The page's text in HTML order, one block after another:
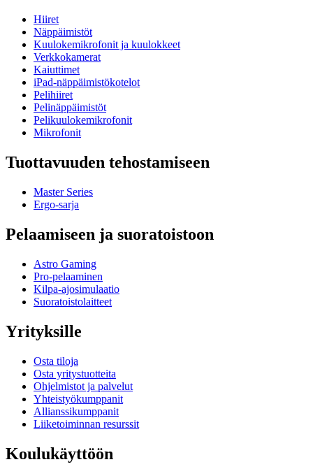
Hiiret
Näppäimistöt
Kuulokemikrofonit ja kuulokkeet
Verkkokamerat
Kaiuttimet
iPad-näppäimistökotelot
Pelihiiret
Pelinäppäimistöt
Pelikuulokemikrofonit
Mikrofonit
Tuottavuuden tehostamiseen
Master Series
Ergo-sarja
Pelaamiseen ja suoratoistoon
Astro Gaming
Pro-pelaaminen
Kilpa-ajosimulaatio
Suoratoistolaitteet
Yrityksille
Osta tiloja
Osta yritystuotteita
Ohjelmistot ja palvelut
Yhteistyökumppanit
Allianssikumppanit
Liiketoiminnan resurssit
Koulukäyttöön